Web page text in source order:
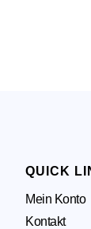
QUICK
Mein Konto
Kontakt